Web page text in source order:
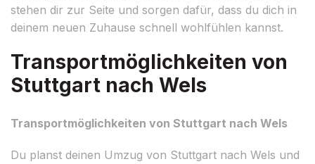
stehen dir zur Seite und sorgen dafür, dass du dich in
deinem neuen Zuhause schnell wohlfühlen kannst.
Transportmöglichkeiten von
Stuttgart nach Wels
Transportmöglichkeiten von Stuttgart nach Wels
Du planst deinen Umzug von Stuttgart nach Wels und